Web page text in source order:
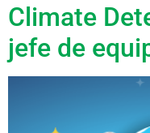
Climate
jefe de